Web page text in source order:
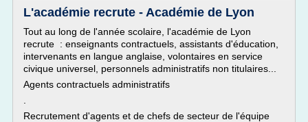
L'académie recrute - Académie de Lyon
Tout au long de l'année scolaire, l'académie de Lyon
recrute : enseignants contractuels, assistants d'éducation,
intervenants en langue anglaise, volontaires en service
civique universel, personnels administratifs non titulaires...
Agents contractuels administratifs
Recrutement d'agents et de chefs de secteur de l'équipe